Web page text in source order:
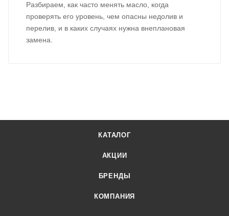
Разбираем, как часто менять масло, когда
проверять его уровень, чем опасны недолив и
перелив, и в каких случаях нужна внеплановая
замена.
КАТАЛОГ
АКЦИИ
БРЕНДЫ
КОМПАНИЯ